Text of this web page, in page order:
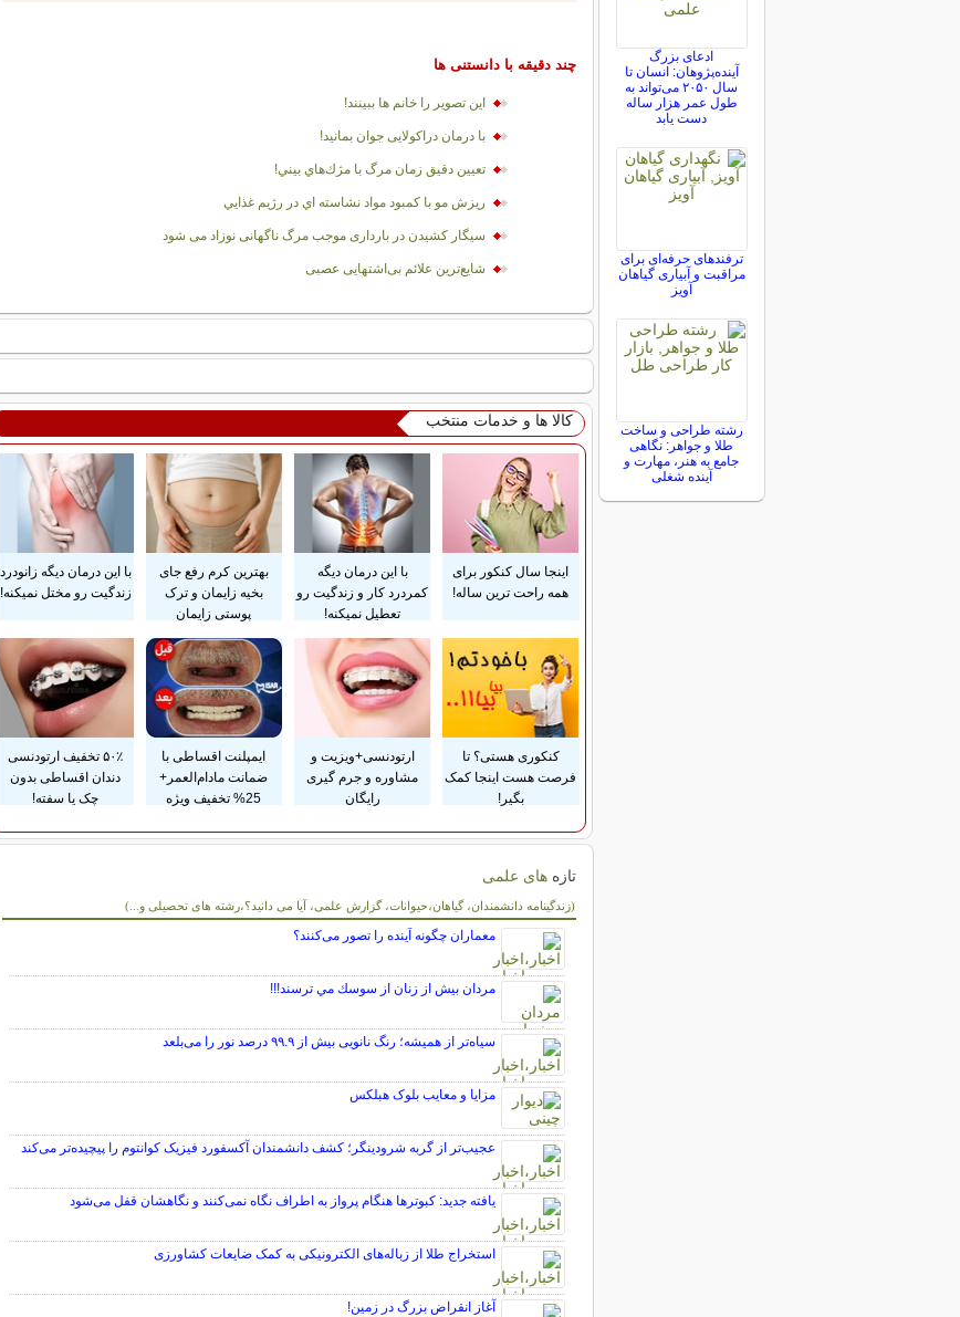
چند دقیقه با دانستنی ها
این تصویر را خانم ها ببینند!
با درمان دراکولایی جوان بمانید!
تعيين دقيق زمان مرگ با مژك‌هاي بيني!
ريزش مو با کمبود مواد نشاسته اي در رژيم غذايي
سیگار کشیدن در بارداری موجب مرگ ناگهانی نوزاد می شود
شایع‌ترین علائم بی‌اشتهایی عصبی
کالا ها و خدمات منتخب
اینجا سال کنکور برای
همه راحت ترین ساله!
با این درمان دیگه
کمردرد کار و زندگیت رو
تعطیل نمیکنه!
بهترین کرم رفع جای
بخیه زایمان و ترک
پوستی زایمان
با این درمان دیگه زانودرد
زندگیت رو مختل نمیکنه!
کنکوری هستی؟ تا
فرصت هست اینجا کمک
بگیر!
ارتودنسی+ویزیت و
مشاوره و جرم گیری
رایگان
ایمپلنت اقساطی با
ضمانت مادام‌العمر+
25% تخفیف ویژه
۵۰٪ تخفیف ارتودنسی
دندان اقساطی بدون
چک یا سفته!
تازه های علمی
(زندگینامه دانشمندان، گیاهان،حیوانات، گزارش علمی، آیا می دانید؟،رشته های تحصیلی و...)
سایر مطالب علمی و آموزشی
معماران چگونه آینده را تصور می‌کنند؟
مردان بيش از زنان از سوسك مي ترسند!!!
سیاه‌تر از همیشه؛ رنگ نانویی بیش از ۹۹.۹ درصد نور را می‌بلعد
مزایا و معایب بلوک هبلکس
عجیب‌تر از گربه شرودینگر؛ کشف دانشمندان آکسفورد فیزیک کوانتوم را پیچیده‌تر می‌کند
یافته جدید:‌ کبوترها هنگام پرواز به اطراف نگاه نمی‌کنند و نگاهشان قفل می‌شود
استخراج طلا از زباله‌های الکترونیکی به کمک ضایعات کشاورزی
آغاز انقراض بزرگ در زمین!
ادعای بزرگ
آینده‌پژوهان: انسان تا
سال ۲۰۵۰ می‌تواند به
طول عمر هزار ساله
دست یابد
ترفندهای حرفه‌ای برای
مراقبت و آبیاری گیاهان
آویز
رشته طراحی و ساخت
طلا و جواهر: نگاهی
جامع به هنر، مهارت و
آینده شغلی